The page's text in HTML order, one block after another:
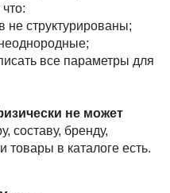
не структурированы;
все параметры для
не может
составу, бренду,
товары в каталоге есть.